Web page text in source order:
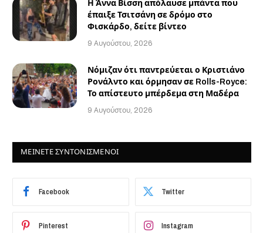
Η Άννα Βίσση απόλαυσε μπάντα που
έπαιξε Τσιτσάνη σε δρόμο στο
Φισκάρδο, δείτε βίντεο
9 Αυγούστου, 2026
Νόμιζαν ότι παντρεύεται ο Κριστιάνο
Ρονάλντο και όρμησαν σε Rolls-Royce:
Το απίστευτο μπέρδεμα στη Μαδέρα
9 Αυγούστου, 2026
ΜΕΙΝΕΤΕ ΣΥΝΤΟΝΙΣΜΕΝΟΙ
Facebook Twitter
Pinterest Instagram